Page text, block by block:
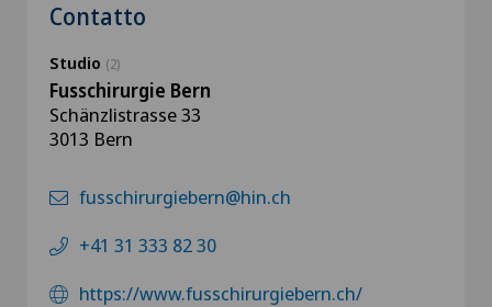
Contatto
Studio (2)
Fusschirurgie Bern
Schänzlistrasse 33
3013 Bern
fusschirurgiebern@hin.ch
+41 31 333 82 30
https://www.fusschirurgiebern.ch/